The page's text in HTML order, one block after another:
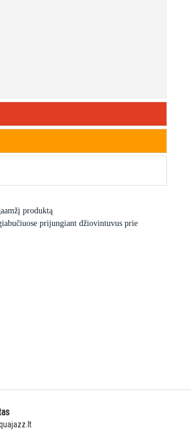
produktą
prijungiant džiovintuvus prie